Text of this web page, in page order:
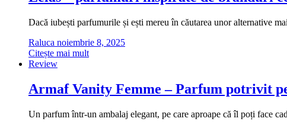
Dacă iubești parfumurile și ești mereu în căutarea unor alternative
Raluca noiembrie 8, 2025
Citește mai mult
Review
Armaf Vanity Femme – Parfum potrivit
Un parfum într-un ambalaj elegant, pe care aproape că îl poți face